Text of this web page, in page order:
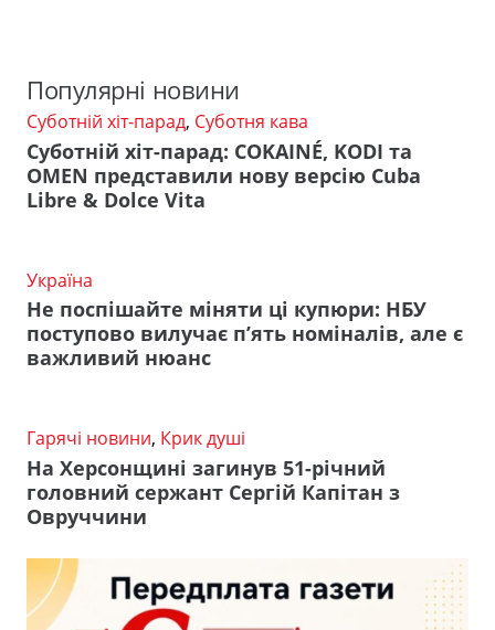
Популярні новини
Суботній хіт-парад, Суботня кава
Суботній хіт-парад: COKAINÉ, KODI та
OMEN представили нову версію Cuba
Libre & Dolce Vita
Україна
Не поспішайте міняти ці купюри: НБУ
поступово вилучає п’ять номіналів, але є
важливий нюанс
Гарячі новини, Крик душі
На Херсонщині загинув 51-річний
головний сержант Сергій Капітан з
Овруччини